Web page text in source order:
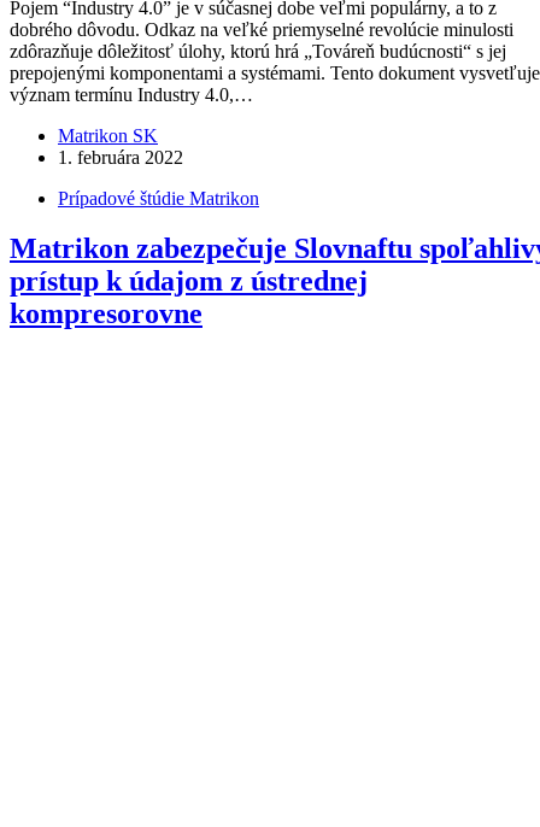
Pojem “Industry 4.0” je v súčasnej dobe veľmi populárny, a to z
dobrého dôvodu. Odkaz na veľké priemyselné revolúcie minulosti
zdôrazňuje dôležitosť úlohy, ktorú hrá „Továreň budúcnosti“ s jej
prepojenými komponentami a systémami. Tento dokument vysvetľuje
význam termínu Industry 4.0,…
Matrikon SK
1. februára 2022
Prípadové štúdie Matrikon
Matrikon zabezpečuje Slovnaftu
prístup k údajom z ústrednej
kompresorovne